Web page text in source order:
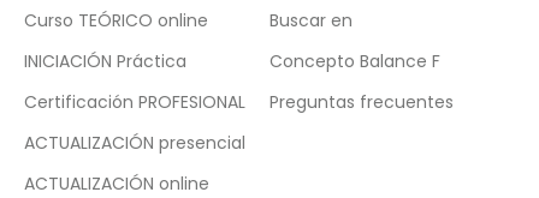
Curso TEÓRICO online
INICIACIÓN Práctica
Certificación PROFESIONAL
ACTUALIZACIÓN presencial
ACTUALIZACIÓN online
Buscar en
Concepto Balance F
Preguntas frecuentes